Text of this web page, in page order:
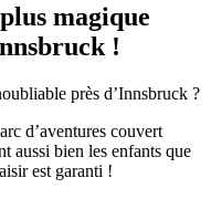
magique
!
près d’Innsbruck ?
d’aventures couvert
aussi bien les enfants que
est garanti !